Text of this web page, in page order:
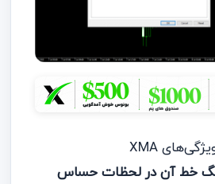
یکی از جذاب‌ترین ویژگی‌های XMA
خط آن در لحظات حساس